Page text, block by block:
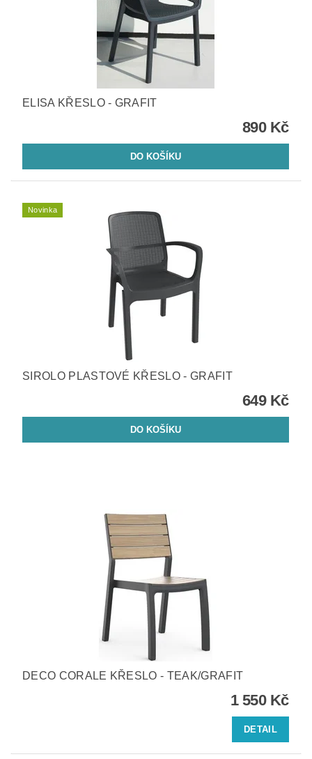
ELISA KŘESLO - GRAFIT
890 Kč
Novinka
SIROLO PLASTOVÉ KŘESLO - GRAFIT
649 Kč
DECO CORALE KŘESLO - TEAK/GRAFIT
1 550 Kč
DETAIL